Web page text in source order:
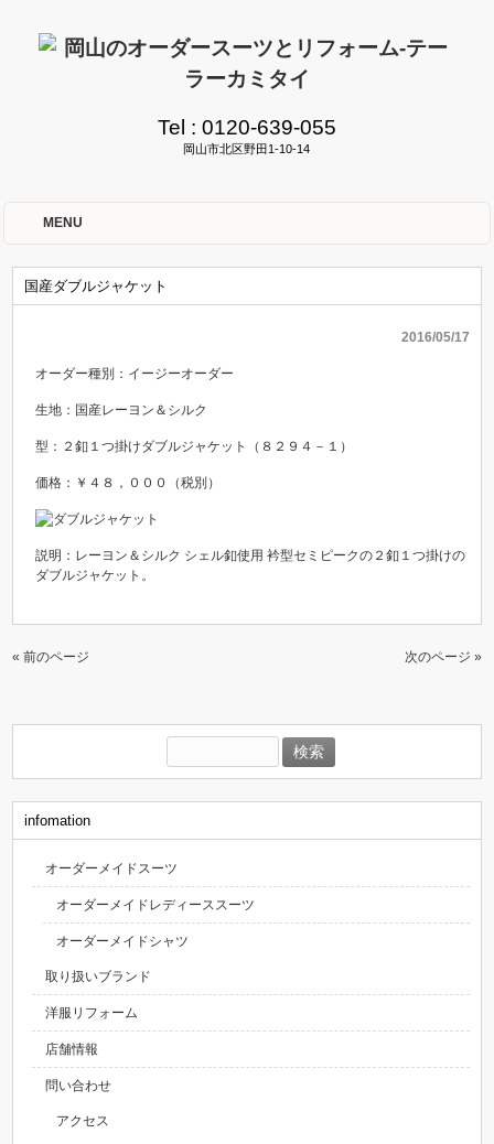
Tel : 0120-639-055
岡山市北区野田1-10-14
MENU
国産ダブルジャケット
2016/05/17
オーダー種別：イージーオーダー
生地：国産レーヨン＆シルク
型：２釦１つ掛けダブルジャケット（８２９４－１）
価格：￥４８，０００（税別）
説明：レーヨン＆シルク シェル釦使用 衿型セミピークの２釦１つ掛けの
ダブルジャケット。
« 前のページ 次のページ »
索:
infomation
オーダーメイドスーツ
オーダーメイドレディーススーツ
オーダーメイドシャツ
取り扱いブランド
洋服リフォーム
店舗情報
問い合わせ
アクセス